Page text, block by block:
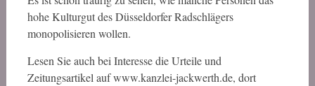
hohe Kulturgut des Düsseldorfer Radschlägers
monopolisieren wollen.
Lesen Sie auch bei Interesse die Urteile und
Zeitungsartikel auf www.kanzlei-jackwerth.de, dort